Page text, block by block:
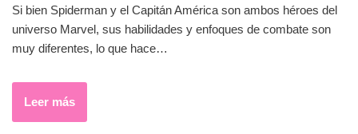
Si bien Spiderman y el Capitán América son ambos héroes del
universo Marvel, sus habilidades y enfoques de combate son
muy diferentes, lo que hace…
Leer más